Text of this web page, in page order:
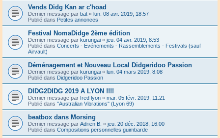
Vends Didg Kan ar c'hoad
Dernier message par bat « lun. 08 avr. 2019, 18:57
Publié dans Petites annonces
Festival NomaDidge 2ème édition
Dernier message par kurungai « jeu. 04 avr. 2019, 8:53
Publié dans Concerts - Evénements - Rassemblements - Festivals (sauf
Airvault)
Déménagement et Nouveau Local Didgeridoo Passion
Dernier message par kurungai « lun. 04 mars 2019, 8:08
Publié dans Didgeridoo Passion
DIDG2DIDG 2019 A LYON !!!!
Dernier message par fred lyon « mar. 05 févr. 2019, 11:21
Publié dans "Australian Vibrations" (Lyon 69)
beatbox dans Morsing
Dernier message par Adrien B. « jeu. 20 déc. 2018, 16:00
Publié dans Compositions personnelles guimbarde